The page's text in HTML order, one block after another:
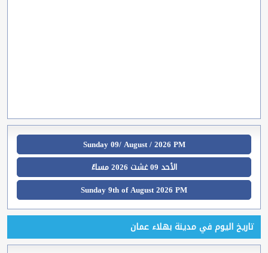
Sunday 09/ August / 2026 PM
الأحد 09 غشت 2026 مساءً
Sunday 9th of August 2026 PM
تاريخ اليوم في مدينة بهلاء عمان